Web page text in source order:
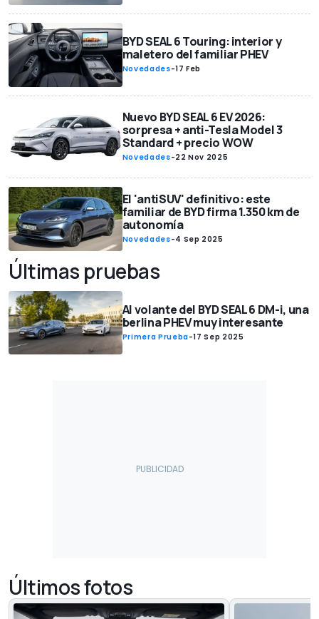
BYD SEAL 6 Touring: interior y
maletero del familiar PHEV
Novedades-17 Feb
Nuevo BYD SEAL 6 EV 2026:
sorpresa + anti-Tesla Model 3
Standard + precio WOW
Novedades-22 Nov 2025
El 'antiSUV' definitivo: este
familiar de BYD firma 1.350 km de
autonomía
Novedades-4 Sep 2025
Últimas pruebas
Al volante del BYD SEAL 6 DM-i, una
berlina PHEV muy interesante
Primera Prueba-17 Sep 2025
Últimos fotos